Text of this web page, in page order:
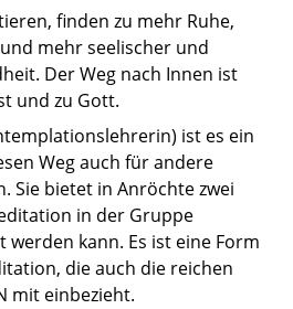
finden zu mehr Ruhe,
mehr seelischer und
Der Weg nach Innen ist
und zu Gott.
ist es ein
Weg auch für andere
Sie bietet in Anröchte zwei
in der Gruppe
werden kann. Es ist eine Form
die auch die reichen
mit einbezieht.